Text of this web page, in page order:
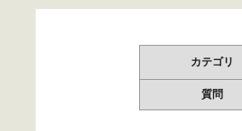
カテゴリ
質問